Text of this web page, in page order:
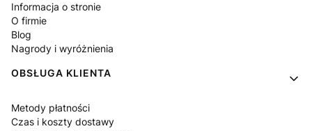
Informacja o stronie
O firmie
Blog
Nagrody i wyróżnienia
OBSŁUGA KLIENTA
Metody płatności
Czas i koszty dostawy